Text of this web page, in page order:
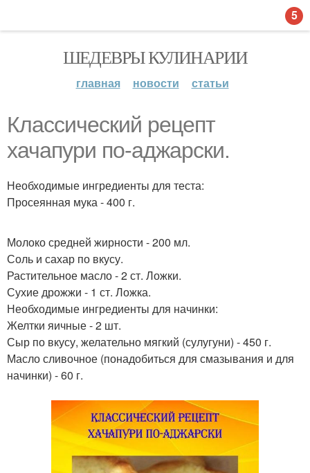
ШЕДЕВРЫ КУЛИНАРИИ
главная новости статьи
Классический рецепт
хачапури по-аджарски.
Необходимые ингредиенты для теста:
Просеянная мука - 400 г.
Молоко средней жирности - 200 мл.
Соль и сахар по вкусу.
Растительное масло - 2 ст. Ложки.
Сухие дрожжи - 1 ст. Ложка.
Необходимые ингредиенты для начинки:
Желтки яичные - 2 шт.
Сыр по вкусу, желательно мягкий (сулугуни) - 450 г.
Масло сливочное (понадобиться для смазывания и для
начинки) - 60 г.
5